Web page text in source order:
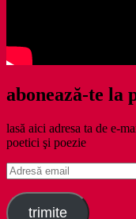
abonează-te la
lasă aici adresa ta de e-
poetici şi poezie
Adresă
email
trimite